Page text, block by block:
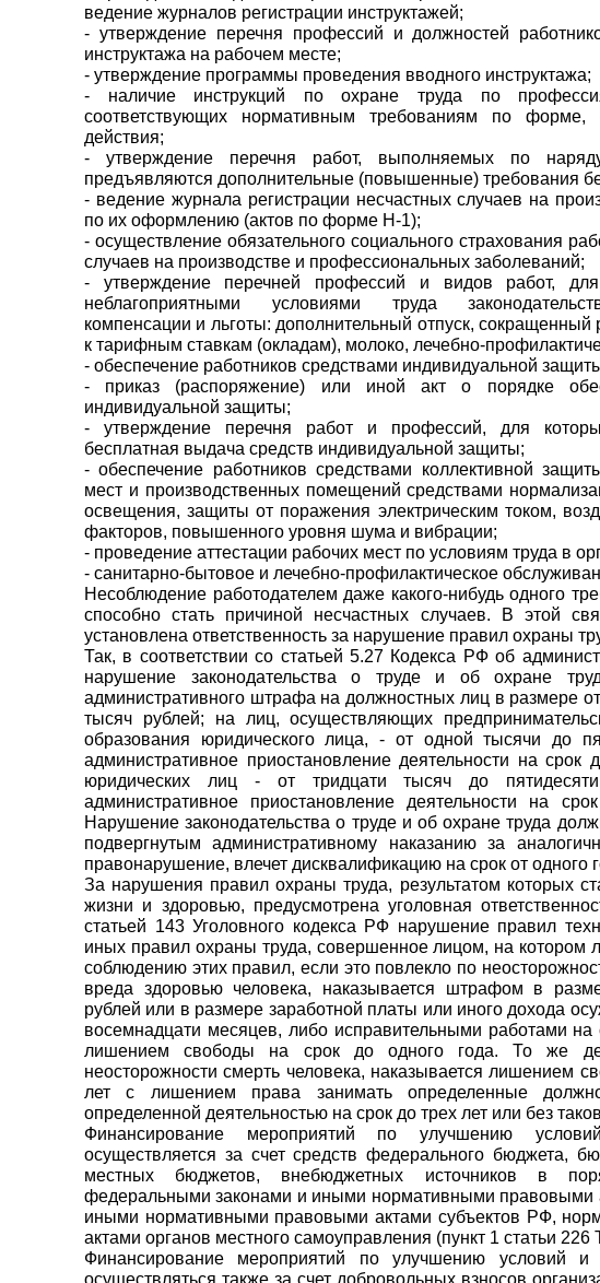
ведение журналов регистрации инструктажей;
- утверждение перечня профессий и должностей
инструктажа на рабочем месте;
- утверждение программы проведения вводного инструктажа;
- наличие инструкций по охране труда по
соответствующих нормативным требованиям по
действия;
- утверждение перечня работ, выполняемых по
предъявляются дополнительные (повышенные) требования
- ведение журнала регистрации несчастных случаев на
по их оформлению (актов по форме Н-1);
- осуществление обязательного социального страхования
случаев на производстве и профессиональных заболеваний;
- утверждение перечней профессий и видов работ,
неблагоприятными условиями труда
компенсации и льготы: дополнительный отпуск, сокращенный
к тарифным ставкам (окладам), молоко, лечебно-
- обеспечение работников средствами индивидуальной
- приказ (распоряжение) или иной акт о порядке
индивидуальной защиты;
- утверждение перечня работ и профессий, для
бесплатная выдача средств индивидуальной защиты;
- обеспечение работников средствами коллективной
мест и производственных помещений средствами
освещения, защиты от поражения электрическим током,
факторов, повышенного уровня шума и вибрации;
- проведение аттестации рабочих мест по условиям труда в
- санитарно-бытовое и лечебно-профилактическое
Несоблюдение работодателем даже какого-нибудь одного
способно стать причиной несчастных случаев. В этой
установлена ответственность за нарушение правил охраны
Так, в соответствии со статьей 5.27 Кодекса РФ об
нарушение законодательства о труде и об охране
административного штрафа на должностных лиц в размере
тысяч рублей; на лиц, осуществляющих
образования юридического лица, - от одной тысячи до
административное приостановление деятельности на срок
юридических лиц - от тридцати тысяч до
административное приостановление деятельности на
Нарушение законодательства о труде и об охране труда
подвергнутым административному наказанию за
правонарушение, влечет дисквалификацию на срок от одного
За нарушения правил охраны труда, результатом которых
жизни и здоровью, предусмотрена уголовная
статьей 143 Уголовного кодекса РФ нарушение правил
иных правил охраны труда, совершенное лицом, на котором
соблюдению этих правил, если это повлекло по
вреда здоровью человека, наказывается штрафом в
рублей или в размере заработной платы или иного дохода
восемнадцати месяцев, либо исправительными работами на
лишением свободы на срок до одного года. То же
неосторожности смерть человека, наказывается лишением
лет с лишением права занимать определенные
определенной деятельностью на срок до трех лет или без
Финансирование мероприятий по улучшению
осуществляется за счет средств федерального бюджета,
местных бюджетов, внебюджетных источников в
федеральными законами и иными нормативными правовыми
иными нормативными правовыми актами субъектов РФ,
актами органов местного самоуправления (пункт 1 статьи 226
Финансирование мероприятий по улучшению условий
осуществляться также за счет добровольных взносов